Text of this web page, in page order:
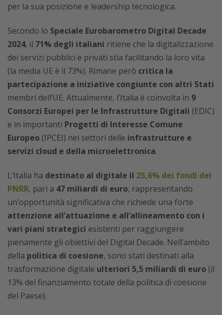
per la sua posizione e leadership tecnologica.
Secondo lo Speciale Eurobarometro Digital Decade
2024, il 71% degli italiani ritiene che la digitalizzazione
dei servizi pubblici e privati stia facilitando la loro vita
(la media UE è il 73%). Rimane però critica la
partecipazione a iniziative congiunte con altri Stati
membri dell’UE. Attualmente, l’Italia è coinvolta in 9
Consorzi Europei per le Infrastrutture Digitali (EDIC)
e in importanti Progetti di Interesse Comune
Europeo (IPCEI) nei settori delle infrastrutture e
servizi cloud e della microelettronica.
L’Italia ha destinato al digitale il 25,6% dei fondi del
PNRR, pari a 47 miliardi di euro, rappresentando
un’opportunità significativa che richiede una forte
attenzione all’attuazione e all’allineamento con i
vari piani strategici esistenti per raggiungere
pienamente gli obiettivi del Digital Decade. Nell’ambito
della politica di coesione, sono stati destinati alla
trasformazione digitale ulteriori 5,5 miliardi di euro (il
13% del finanziamento totale della politica di coesione
del Paese).